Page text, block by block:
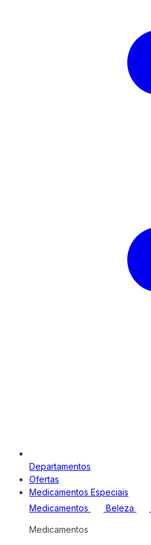
Departamentos
Ofertas
Medicamentos Especiais
Medicamentos
Beleza
Medicamentos